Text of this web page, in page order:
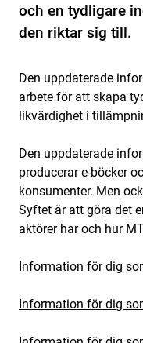
och en tydligare
den riktar sig till.
Den uppdaterade
arbete för att skapa
likvärdighet i
Den uppdaterade
producerar e-böcker
konsumenter. Men
Syftet är att göra det
aktörer har och hur
Information för dig
Information för dig